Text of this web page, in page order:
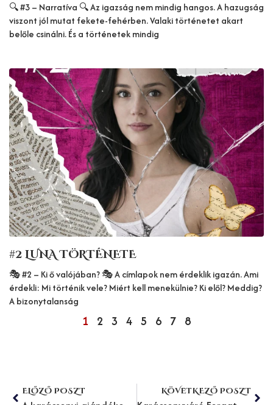
🔍 #3 – Narratíva 🔍 Az igazság nem mindig hangos. A hazugság
viszont jól mutat fekete-fehérben. Valaki történetet akart
belőle csinálni. És a történetek mindig
#2 LUNA TÖRTÉNETE
🎭 #2 – Ki ő valójában? 🎭 A címlapok nem érdeklik igazán. Ami
érdekli: Mi történik vele? Miért kell menekülnie? Ki elől? Meddig?
A bizonytalanság
1 2 3 4 5 6 7 8
ELŐZŐ POSZT KÖVETKEZŐ POSZT